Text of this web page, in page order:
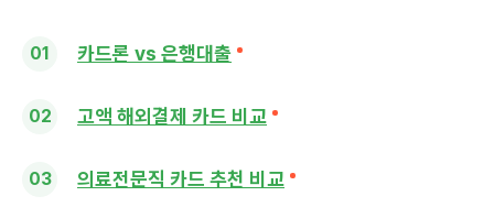
카드론 vs 은행대출
고액 해외결제 카드 비교
의료전문직 카드 추천 비교